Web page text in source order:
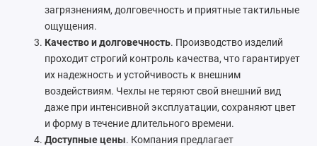
загрязнениям, долговечность и приятные тактильные
ощущения.
Качество и долговечность. Производство изделий
проходит строгий контроль качества, что гарантирует
их надежность и устойчивость к внешним
воздействиям. Чехлы не теряют свой внешний вид
даже при интенсивной эксплуатации, сохраняют цвет
и форму в течение длительного времени.
Доступные цены. Компания предлагает